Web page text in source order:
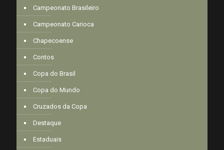
Campeonato Brasileiro
Campeonato Carioca
Chapecoense
Contos
Copa do Brasil
Copa do Mundo
Cruzados da Copa
Destaque
Estaduais